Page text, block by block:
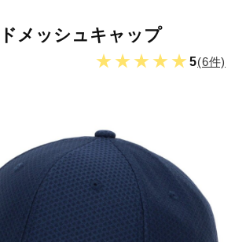
／フットサル
グ
メッシュキャップ
★★★★★5(6件)